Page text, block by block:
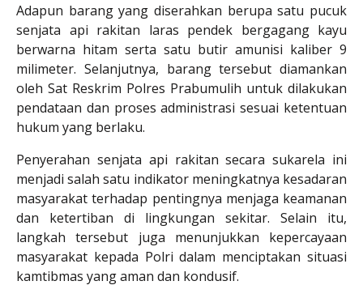
Adapun barang yang diserahkan berupa satu pucuk
senjata api rakitan laras pendek bergagang kayu
berwarna hitam serta satu butir amunisi kaliber 9
milimeter. Selanjutnya, barang tersebut diamankan
oleh Sat Reskrim Polres Prabumulih untuk dilakukan
pendataan dan proses administrasi sesuai ketentuan
hukum yang berlaku.
Penyerahan senjata api rakitan secara sukarela ini
menjadi salah satu indikator meningkatnya kesadaran
masyarakat terhadap pentingnya menjaga keamanan
dan ketertiban di lingkungan sekitar. Selain itu,
langkah tersebut juga menunjukkan kepercayaan
masyarakat kepada Polri dalam menciptakan situasi
kamtibmas yang aman dan kondusif.